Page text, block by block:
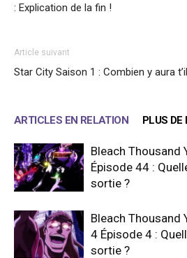
: Explication de la fin !
Article suivant
Star City Saison 1 : Combien y aura
ARTICLES EN RELATION PLUS DE
Bleach Thousand
Épisode 44 :
sortie ?
Bleach Thousand
4 Épisode 4 :
sortie ?